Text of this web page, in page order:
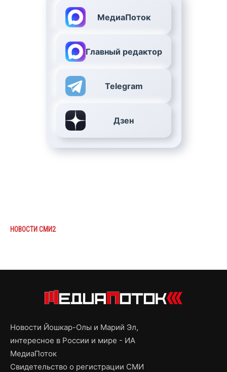
МедиаПоток
Главный редактор
Telegram
Дзен
НОВОСТИ СМИ2
Новости Йошкар-Олы и Марий Эл,
интересное в России и мире - ИА
МедиаПоток
Свидетельство о регистрации СМИ